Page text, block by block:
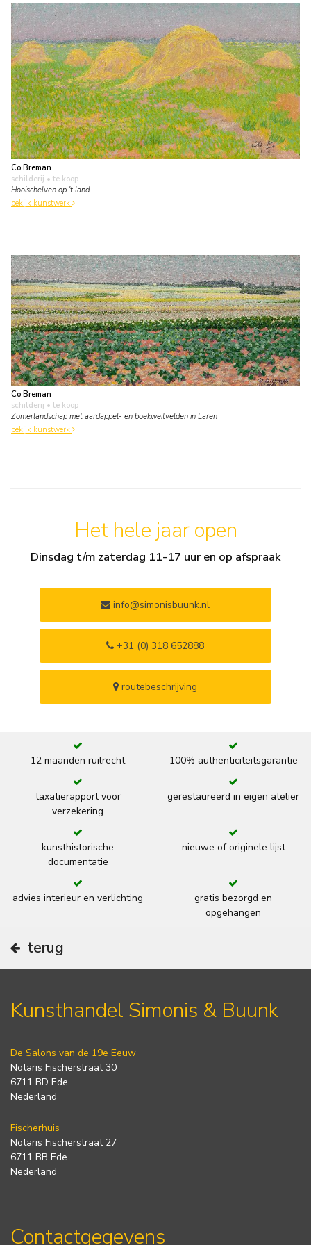
Co Breman
schilderij • te koop
Hooischelven op 't land
bekijk kunstwerk
Co Breman
schilderij • te koop
Zomerlandschap met aardappel- en boekweitvelden in Laren
bekijk kunstwerk
Het hele jaar open
Dinsdag t/m zaterdag 11-17 uur en op afspraak
info@simonisbuunk.nl
+31 (0) 318 652888
routebeschrijving
12 maanden ruilrecht 100% authenticiteitsgarantie
taxatierapport voor
verzekering
gerestaureerd in eigen atelier
kunsthistorische
documentatie
nieuwe of originele lijst
advies interieur en verlichting
gratis bezorgd en
opgehangen
terug
Kunsthandel Simonis & Buunk
De Salons van de 19e Eeuw
Notaris Fischerstraat 30
6711 BD Ede
Nederland
Fischerhuis
Notaris Fischerstraat 27
6711 BB Ede
Nederland
Contactgegevens